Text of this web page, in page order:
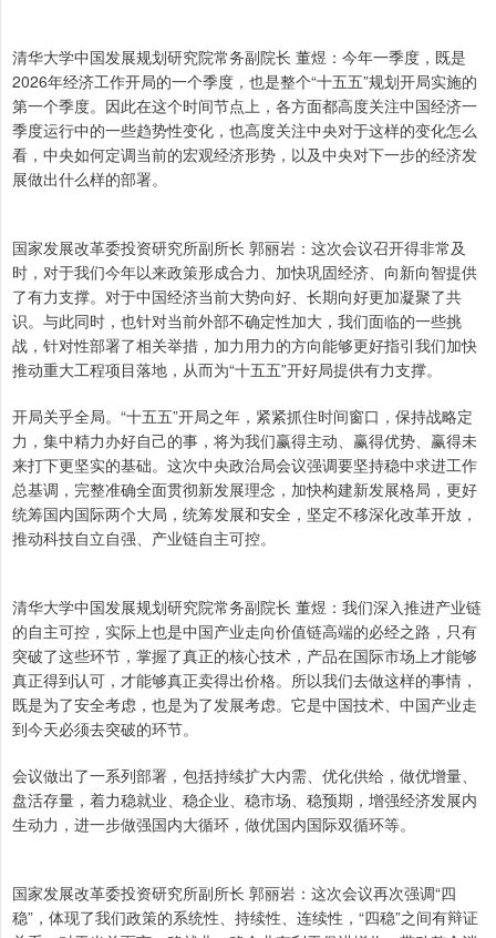
清华大学中国发展规划研究院常务副院长 董煜：今年一季度，既是
2026年经济工作开局的一个季度，也是整个“十五五”规划开局实施的
第一个季度。因此在这个时间节点上，各方面都高度关注中国经济一
季度运行中的一些趋势性变化，也高度关注中央对于这样的变化怎么
看，中央如何定调当前的宏观经济形势，以及中央对下一步的经济发
展做出什么样的部署。
国家发展改革委投资研究所副所长 郭丽岩：这次会议召开得非常及
时，对于我们今年以来政策形成合力、加快巩固经济、向新向智提供
了有力支撑。对于中国经济当前大势向好、长期向好更加凝聚了共
识。与此同时，也针对当前外部不确定性加大，我们面临的一些挑
战，针对性部署了相关举措，加力用力的方向能够更好指引我们加快
推动重大工程项目落地，从而为“十五五”开好局提供有力支撑。
开局关乎全局。“十五五”开局之年，紧紧抓住时间窗口，保持战略定
力，集中精力办好自己的事，将为我们赢得主动、赢得优势、赢得未
来打下更坚实的基础。这次中央政治局会议强调要坚持稳中求进工作
总基调，完整准确全面贯彻新发展理念，加快构建新发展格局，更好
统筹国内国际两个大局，统筹发展和安全，坚定不移深化改革开放，
推动科技自立自强、产业链自主可控。
清华大学中国发展规划研究院常务副院长 董煜：我们深入推进产业链
的自主可控，实际上也是中国产业走向价值链高端的必经之路，只有
突破了这些环节，掌握了真正的核心技术，产品在国际市场上才能够
真正得到认可，才能够真正卖得出价格。所以我们去做这样的事情，
既是为了安全考虑，也是为了发展考虑。它是中国技术、中国产业走
到今天必须去突破的环节。
会议做出了一系列部署，包括持续扩大内需、优化供给，做优增量、
盘活存量，着力稳就业、稳企业、稳市场、稳预期，增强经济发展内
生动力，进一步做强国内大循环，做优国内国际双循环等。
国家发展改革委投资研究所副所长 郭丽岩：这次会议再次强调“四
稳”，体现了我们政策的系统性、持续性、连续性，“四稳”之间有辩证